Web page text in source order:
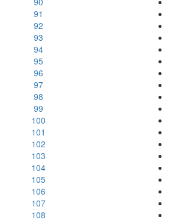
91
92
93
94
95
96
97
98
99
100
101
102
103
104
105
106
107
108